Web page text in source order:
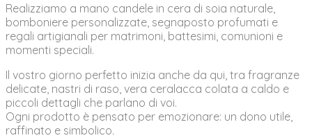
Realizziamo a mano candele in cera di soia naturale,
bomboniere personalizzate, segnaposto profumati e
regali artigianali per matrimoni, battesimi, comunioni e
momenti speciali.
Il vostro giorno perfetto inizia anche da qui, tra fragranze
delicate, nastri di raso, vera ceralacca colata a caldo e
piccoli dettagli che parlano di voi.
Ogni prodotto è pensato per emozionare: un dono utile,
raffinato e simbolico.